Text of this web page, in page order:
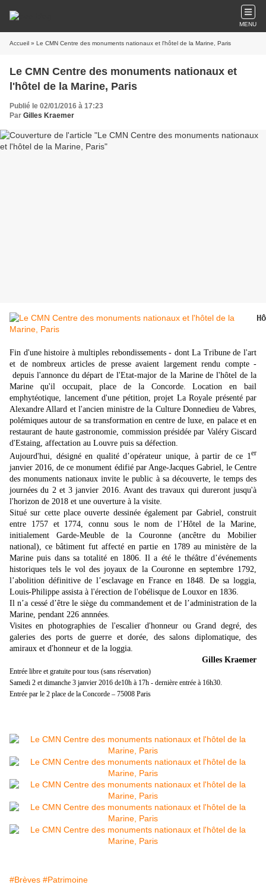
MENU
Accueil » Le CMN Centre des monuments nationaux et l'hôtel de la Marine, Paris
Le CMN Centre des monuments nationaux et
l'hôtel de la Marine, Paris
Publié le 02/01/2016 à 17:23
Par Gilles Kraemer
Fin d'une histoire à multiples rebondissements - dont La Tribune de l'art
et de nombreux articles de presse avaient largement rendu compte -
depuis l'annonce du départ de l'Etat-major de la Marine de l'hôtel de la
Marine qu'il occupait, place de la Concorde. Location en bail
emphytéotique, lancement d'une pétition, projet La Royale présenté par
Alexandre Allard et l'ancien ministre de la Culture Donnedieu de Vabres,
polémiques autour de sa transformation en centre de luxe, en palace et en
restaurant de haute gastronomie, commission présidée par Valéry Giscard
d'Estaing, affectation au Louvre puis sa défection.
Aujourd'hui, désigné en qualité d’opérateur unique, à partir de ce 1 er
janvier 2016, de ce monument édifié par Ange-Jacques Gabriel, le Centre
des monuments nationaux invite le public à sa découverte, le temps des
journées du 2 et 3 janvier 2016. Avant des travaux qui dureront jusqu'à
l'horizon de 2018 et une ouverture à la visite.
Situé sur cette place ouverte dessinée également par Gabriel, construit
entre 1757 et 1774, connu sous le nom de l’Hôtel de la Marine,
initialement Garde-Meuble de la Couronne (ancêtre du Mobilier
national), ce bâtiment fut affecté en partie en 1789 au ministère de la
Marine puis dans sa totalité en 1806. Il a été le théâtre d’événements
historiques tels le vol des joyaux de la Couronne en septembre 1792,
l’abolition définitive de l’esclavage en France en 1848. De sa loggia,
Louis-Philippe assista à l'érection de l'obélisque de Louxor en 1836.
Il n’a cessé d’être le siège du commandement et de l’administration de la
Marine, pendant 226 annnées.
Visites en photographies de l'escalier d'honneur ou Grand degré, des
galeries des ports de guerre et dorée, des salons diplomatique, des
amiraux et d'honneur et de la loggia.
Gilles Kraemer
Entrée libre et gratuite pour tous (sans réservation)
Samedi 2 et dimanche 3 janvier 2016 de10h à 17h - dernière entrée à 16h30.
Entrée par le 2 place de la Concorde – 75008 Paris
#Brèves #Patrimoine